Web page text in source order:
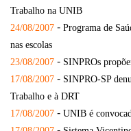
Trabalho na UNIB
24/08/2007 - Programa de
nas escolas
23/08/2007 - SINPROs
17/08/2007 - SINPRO-SP
Trabalho e à DRT
17/08/2007 - UNIB é